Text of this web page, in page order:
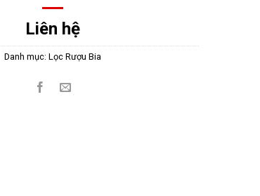
Liên hệ
Danh mục:Lọc Rượu Bia